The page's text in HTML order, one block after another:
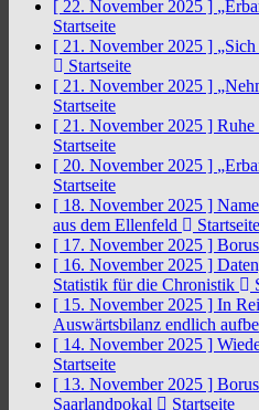
[ 22. November 2025 ]
Startseite
[ 21. November 2025 ]
Startseite
[ 21. November 2025 ]
Startseite
[ 21. November 2025 ]
Startseite
[ 20. November 2025 ]
Startseite
[ 18. November 2025 ]
aus dem Ellenfeld
Startseite
[ 17. November 2025 ]
[ 16. November 2025 ]
Statistik für die Chronistik
[ 15. November 2025 ] In
Auswärtsbilanz endlich
[ 14. November 2025 ]
Startseite
[ 13. November 2025 ]
Saarlandpokal
Startseite